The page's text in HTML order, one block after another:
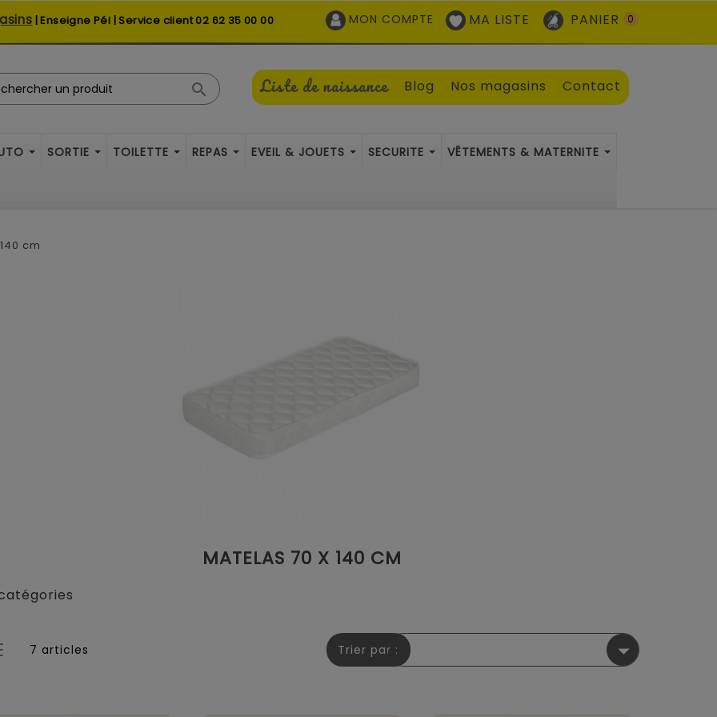
| Enseigne Péi | Service client02 62 35 00 00 MON COMPTE MA LISTE PANIER 0
Liste de naissance Blog Nos magasins Contact

SORTIE TOILETTE REPAS EVEIL & JOUETS SECURITE VÊTEMENTS & MATERNITE
cm
MATELAS 70 X 140 CM
7 articles Trier par : 